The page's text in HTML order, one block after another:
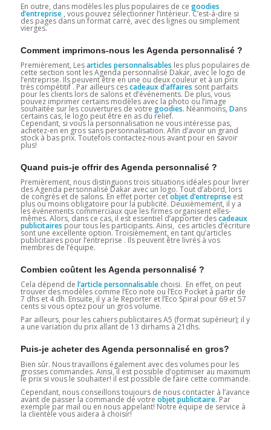
En outre, dans modèles les plus populaires de ce goodies
d’entreprise, vous pouvez sélectionner l’intérieur. C’est-à-dire si
des pages dans un format carré, avec des lignes ou simplement
vierges.
Comment imprimons-nous les Agenda personnalisé ?
Premièrement, Lesarticles personnalisables les plus populaires de
cette section sont les Agenda personnalisé Dakar, avec le logo de
l’entreprise. Ils peuvent être en une ou deux couleur et à un prix
très compétitif . Par ailleurs cescadeaux d’affaires sont parfaits
pour les clients lors de salons et d’événements. De plus, vous
pouvez imprimer certains modèles avec la photo ou l’image
souhaitée sur les couvertures de votre goodies. Néanmoins, Dans
certains cas, le logo peut être en as du relief.
Cependant, si vous la personnalisation ne vous intéresse pas,
achetez-en en gros sans personnalisation. Afin d’avoir un grand
stock à bas prix. Toutefois contactez-nous avant pour en savoir
plus!
Quand puis-je offrir des Agenda personnalisé ?
Premièrement, nous distinguons trois situations idéales pour livrer
des Agenda personnalisé Dakar avec un logo. Tout d’abord, lors
de congrès et de salons. En effet porter cetobjet d’entrepriseest
plus ou moins obligatoire pour la publicité. Deuxièmement, il y a
les événements commerciaux que les firmes organisent elles-
mêmes. Alors, dans ce cas, il est essentiel d’apporter descadeaux
publicitaires pour tous les participants. Ainsi, ces articles d’écriture
sont une excellente option. Troisièmement, en tant qu’articles
publicitaires pour l’entreprise . Ils peuvent être livrés à vos
membres de l’équipe.
Combien coûtent les Agenda personnalisé ?
Cela dépend de l’article personnalisablechoisi. En effet, on peut
trouver des modèles comme l’Eco note ou l’Eco Pocket à partir de
7 dhs et 4 dh. Ensuite, il y a le Reporter et l’Eco Spiral pour 69 et 57
cents si vous optez pour un gros volume.
Par ailleurs, pour les cahiers publicitaires A5 (format supérieur); il y
a une variation du prix allant de 13 dirhams à 21dhs.
Puis-je acheter des Agenda personnalisé en gros?
Bien sûr. Nous travaillons également avec des volumes pour les
grosses commandes. Ainsi, il est possible d’optimiser au maximum
le prix si vous le souhaiter! il est possible de faire cette commande.
Cependant, nous conseillons toujours de nous contacter à l’avance
avant de passer la commande de votre objet publicitaire. Par
exemple par mail ou en nous appelant! Notre équipe de service à
la clientèle vous aidera à choisir!